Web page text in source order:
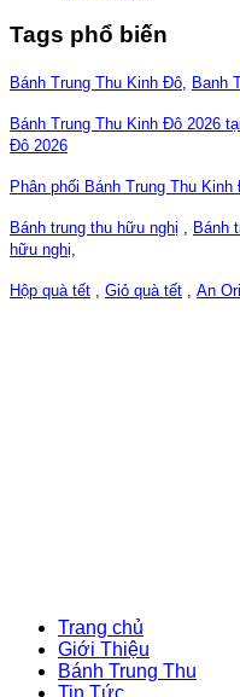
Tags phổ biến
Bánh Trung Thu Kinh Đô Banh
Bánh Trung Thu Kinh Đô 2026
Đô 2026
Phân phối Bánh Trung Thu Kinh
Bánh trung thu hữu nghị Bánh
hữu nghị
Hộp quà tết Giỏ quà tết An
Trang chủ
Giới Thiệu
Bánh Trung Thu
Tin Tức